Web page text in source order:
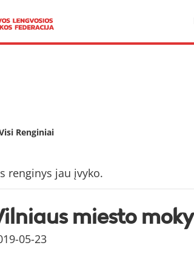
Renginiai
renginys jau įvyko.
miesto
05-23